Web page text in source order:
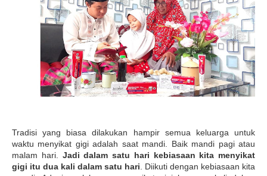
Tradisi yang biasa dilakukan hampir semua keluarga untuk
waktu menyikat gigi adalah saat mandi. Baik mandi pagi atau
malam hari. Jadi dalam satu hari kebiasaan kita menyikat
gigi itu dua kali dalam satu hari . Diikuti dengan kebiasaan kita